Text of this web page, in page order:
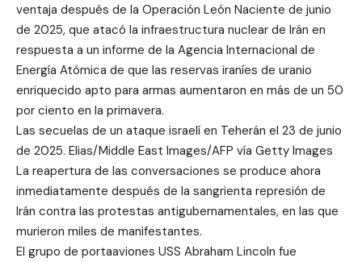
ventaja después de la Operación León Naciente de junio
de 2025, que atacó la infraestructura nuclear de Irán en
respuesta a un informe de la Agencia Internacional de
Energía Atómica de que las reservas iraníes de uranio
enriquecido apto para armas aumentaron en más de un 50
por ciento en la primavera.
Las secuelas de un ataque israelí en Teherán el 23 de junio
de 2025. Elias/Middle East Images/AFP vía Getty Images
La reapertura de las conversaciones se produce ahora
inmediatamente después de la sangrienta represión de
Irán contra las protestas antigubernamentales, en las que
murieron miles de manifestantes.
El grupo de portaaviones USS Abraham Lincoln fue